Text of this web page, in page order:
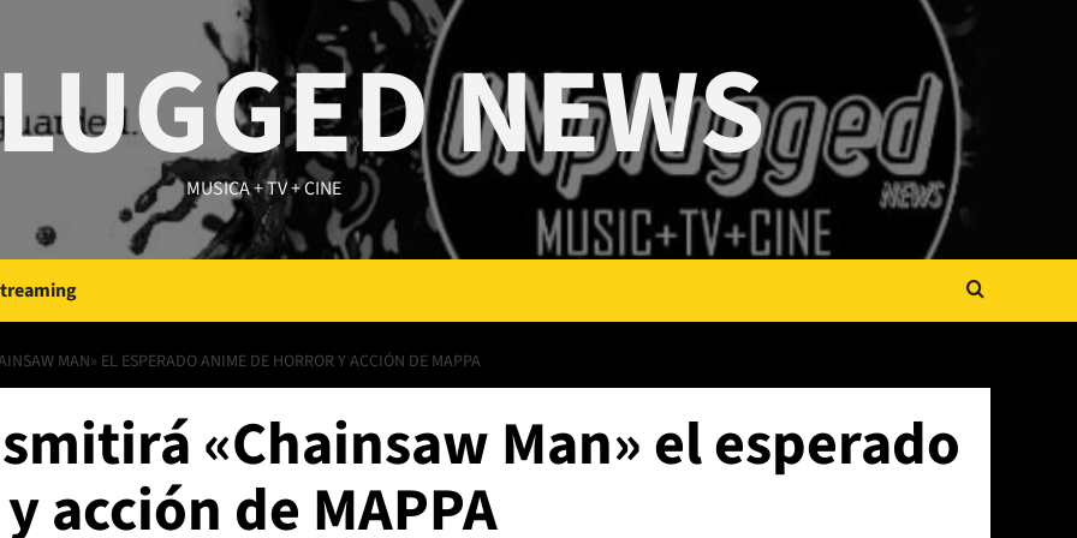
NEWS
MUSICA + TV + CINE
MAN» EL ESPERADO ANIME DE HORROR Y ACCIÓN DE MAPPA
«Chainsaw Man» el esperado
acción de MAPPA